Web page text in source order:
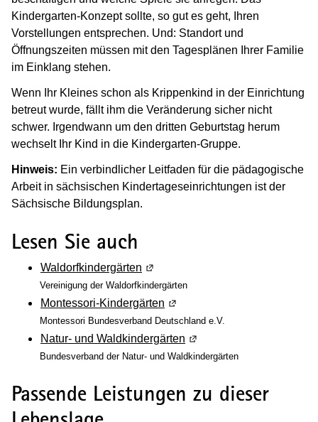
Kindergarten-Konzept sollte, so gut es geht, Ihren
Vorstellungen entsprechen. Und: Standort und
Öffnungszeiten müssen mit den Tagesplänen Ihrer Familie
im Einklang stehen.
Wenn Ihr Kleines schon als Krippenkind in der Einrichtung
betreut wurde, fällt ihm die Veränderung sicher nicht
schwer. Irgendwann um den dritten Geburtstag herum
wechselt Ihr Kind in die Kindergarten-Gruppe.
Hinweis: Ein verbindlicher Leitfaden für die pädagogische
Arbeit in sächsischen Kindertageseinrichtungen ist der
Sächsische Bildungsplan.
Lesen Sie auch
Waldorfkindergärten (Wird in einem neuen Fenster
Vereinigung der Waldorfkindergärten
Montessori-Kindergärten (Wird in einem neuen
Montessori Bundesverband Deutschland e.V.
Natur- und Waldkindergärten (Wird in einem neuen
Bundesverband der Natur- und Waldkindergärten
Passende Leistungen zu dieser